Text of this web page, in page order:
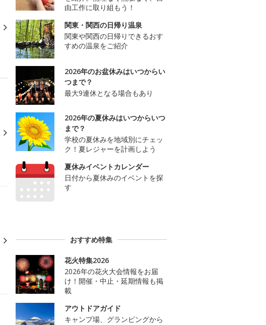
由工作に取り組もう！
関東・関西の日帰り温泉
関東や関西の日帰りできるおす
すめの温泉をご紹介
2026年のお盆休みはいつからい
つまで？
最大9連休となる場合もあり
2026年の夏休みはいつからいつ
まで？
学校の夏休みを地域別にチェッ
ク！夏レジャーを計画しよう
夏休みイベントカレンダー
日付から夏休みのイベントを探
す
おすすめ特集
花火特集2026
2026年の花火大会情報をお届
け！開催・中止・延期情報も掲
載
アウトドアガイド
キャンプ場、グランピングから